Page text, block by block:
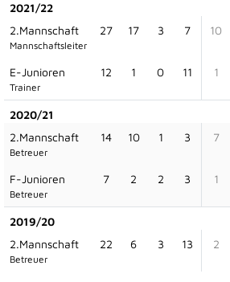
2021/22
2.Mannschaft
Mannschaftsleiter
27 17 3 7 10
E-Junioren
Trainer
12 1 0 11 1
2020/21
2.Mannschaft
Betreuer
14 10 1 3 7
F-Junioren
Betreuer
7 2 2 3 1
2019/20
2.Mannschaft
Betreuer
22 6 3 13 2